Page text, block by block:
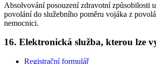
Absolvování posouzení zdravotní způsobilosti
povolání do služebního poměru vojáka z
nemocnici.
16. Elektronická služba, kterou lze
Registrační formulář